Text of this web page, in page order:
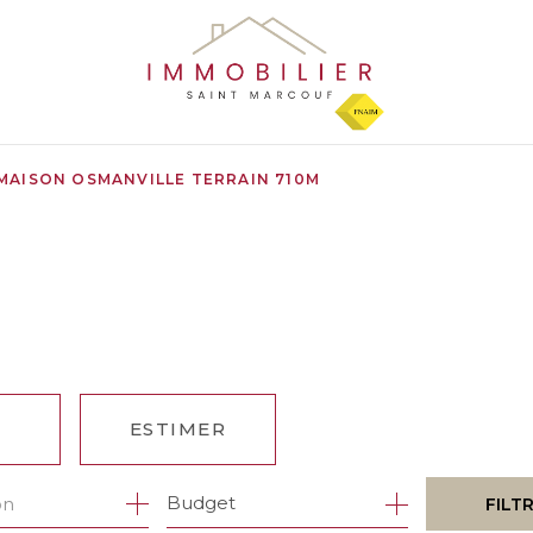
OSMANVILLE TERRAIN 710M
ESTIMER
Budget